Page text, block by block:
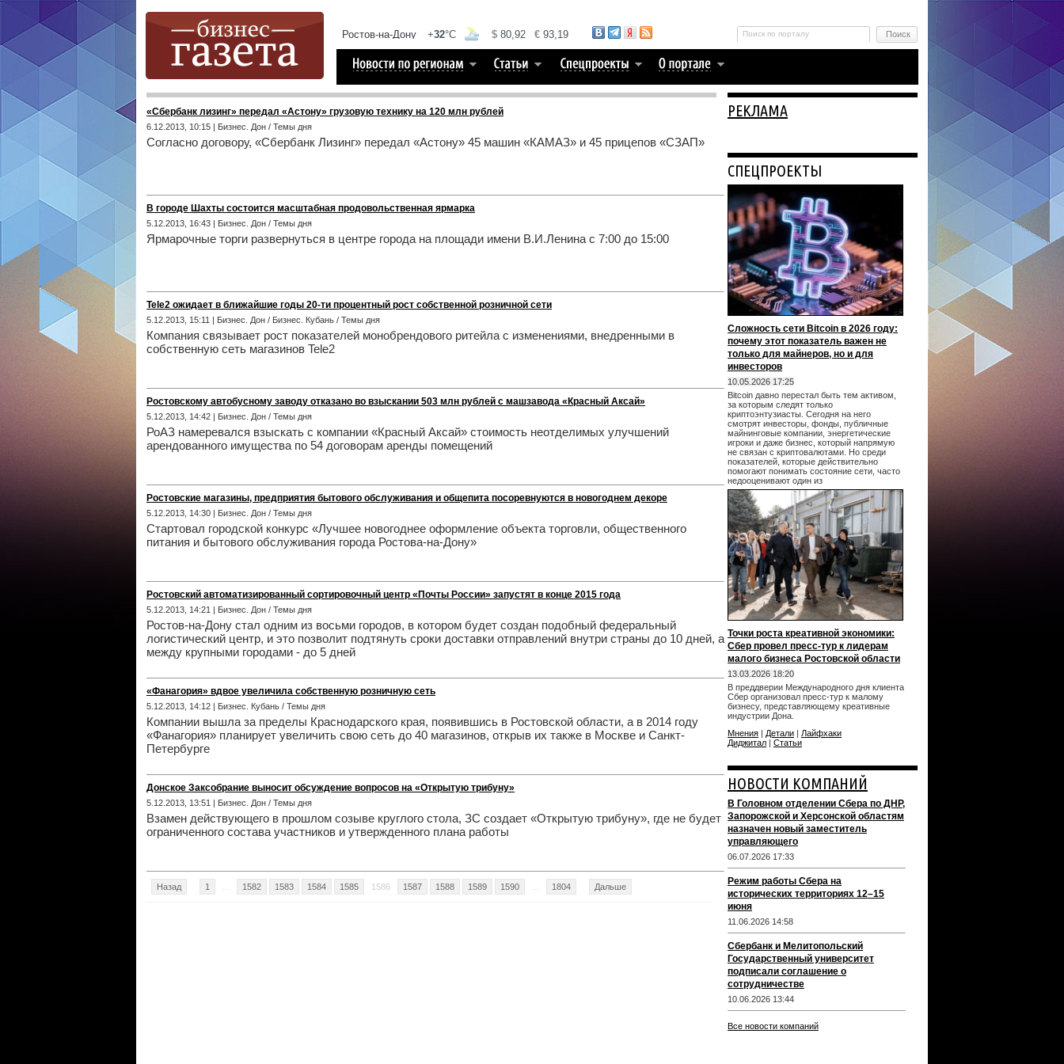
«Сбербанк лизинг» передал «Астону» грузовую технику на 120 млн рублей
6.12.2013, 10:15 | Бизнес. Дон / Темы дня
Согласно договору, «Сбербанк Лизинг» передал «Астону» 45 машин «КАМАЗ» и 45 прицепов «СЗАП»
В городе Шахты состоится масштабная продовольственная ярмарка
5.12.2013, 16:43 | Бизнес. Дон / Темы дня
Ярмарочные торги развернуться в центре города на площади имени В.И.Ленина с 7:00 до 15:00
Tele2 ожидает в ближайшие годы 20-ти процентный рост собственной розничной сети
5.12.2013, 15:11 | Бизнес. Дон / Бизнес. Кубань / Темы дня
Компания связывает рост показателей монобрендового ритейла с изменениями, внедренными в
собственную сеть магазинов Tele2
Ростовскому автобусному заводу отказано во взыскании 503 млн рублей с машзавода «Красный Аксай»
5.12.2013, 14:42 | Бизнес. Дон / Темы дня
РоАЗ намеревался взыскать с компании «Красный Аксай» стоимость неотделимых улучшений
арендованного имущества по 54 договорам аренды помещений
Ростовские магазины, предприятия бытового обслуживания и общепита посоревнуются в новогоднем декоре
5.12.2013, 14:30 | Бизнес. Дон / Темы дня
Стартовал городской конкурс «Лучшее новогоднее оформление объекта торговли, общественного
питания и бытового обслуживания города Ростова-на-Дону»
Ростовский автоматизированный сортировочный центр «Почты России» запустят в конце 2015 года
5.12.2013, 14:21 | Бизнес. Дон / Темы дня
Ростов-на-Дону стал одним из восьми городов, в котором будет создан подобный федеральный
логистический центр, и это позволит подтянуть сроки доставки отправлений внутри страны до 10 дней, а
между крупными городами - до 5 дней
«Фанагория» вдвое увеличила собственную розничную сеть
5.12.2013, 14:12 | Бизнес. Кубань / Темы дня
Компании вышла за пределы Краснодарского края, появившись в Ростовской области, а в 2014 году
«Фанагория» планирует увеличить свою сеть до 40 магазинов, открыв их также в Москве и Санкт-
Петербурге
Донское Заксобрание выносит обсуждение вопросов на «Открытую трибуну»
5.12.2013, 13:51 | Бизнес. Дон / Темы дня
Взамен действующего в прошлом созыве круглого стола, ЗС создает «Открытую трибуну», где не будет
ограниченного состава участников и утвержденного плана работы
Назад 1 1582 1583 1584 1585 1586 1587 1588 1589 1590 1804 Дальше
РЕКЛАМА
СПЕЦПРОЕКТЫ
Сложность сети Bitcoin в 2026 году:
почему этот показатель важен не
только для майнеров, но и для
инвесторов
10.05.2026 17:25
Bitcoin давно перестал быть тем активом,
за которым следят только
криптоэнтузиасты. Сегодня на него
смотрят инвесторы, фонды, публичные
майнинговые компании, энергетические
игроки и даже бизнес, который напрямую
не связан с криптовалютами. Но среди
показателей, которые действительно
помогают понимать состояние сети, часто
недооценивают один из
Точки роста креативной экономики:
Сбер провел пресс-тур к лидерам
малого бизнеса Ростовской области
13.03.2026 18:20
В преддверии Международного дня клиента
Сбер организовал пресс-тур к малому
бизнесу, представляющему креативные
индустрии Дона.
Мнения | Детали | Лайфхаки
Диджитал | Статьи
НОВОСТИ КОМПАНИЙ
В Головном отделении Сбера по ДНР,
Запорожской и Херсонской областям
назначен новый заместитель
управляющего
06.07.2026 17:33
Режим работы Сбера на
исторических территориях 12–15
июня
11.06.2026 14:58
Сбербанк и Мелитопольский
Государственный университет
подписали соглашение о
сотрудничестве
10.06.2026 13:44
Все новости компаний